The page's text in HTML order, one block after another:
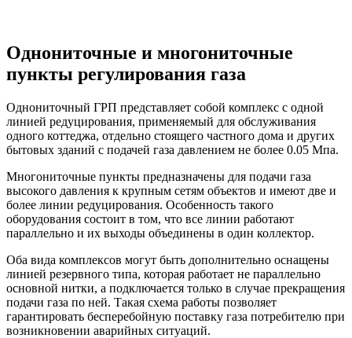
Однониточные и многониточные
пункты регулирования газа
Однониточный ГРП представляет собой комплекс с одной
линией редуцирования, применяемый для обслуживания
одного коттеджа, отдельно стоящего частного дома и других
бытовых зданий с подачей газа давлением не более 0.05 Мпа.
Многониточные пункты предназначены для подачи газа
высокого давления к крупным сетям объектов и имеют две и
более линии редуцирования. Особенность такого
оборудования состоит в том, что все линии работают
параллельно и их выходы объединены в один коллектор.
Оба вида комплексов могут быть дополнительно оснащены
линией резервного типа, которая работает не параллельно
основной нитки, а подключается только в случае прекращения
подачи газа по ней. Такая схема работы позволяет
гарантировать бесперебойную поставку газа потребителю при
возникновении аварийных ситуаций.